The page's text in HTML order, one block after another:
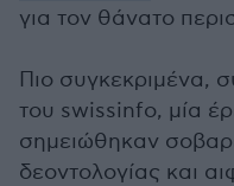
για τον θάνατο
Πιο συγκεκριμένα,
του swissinfo, μία
σημειώθηκαν
δεοντολογίας και